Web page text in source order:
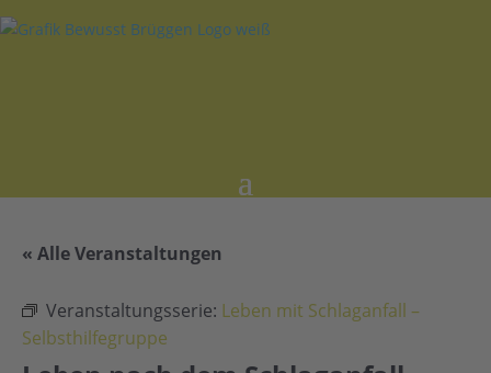
« Alle Veranstaltungen
Veranstaltungsserie: Leben mit Schlaganfall –
Selbsthilfegruppe